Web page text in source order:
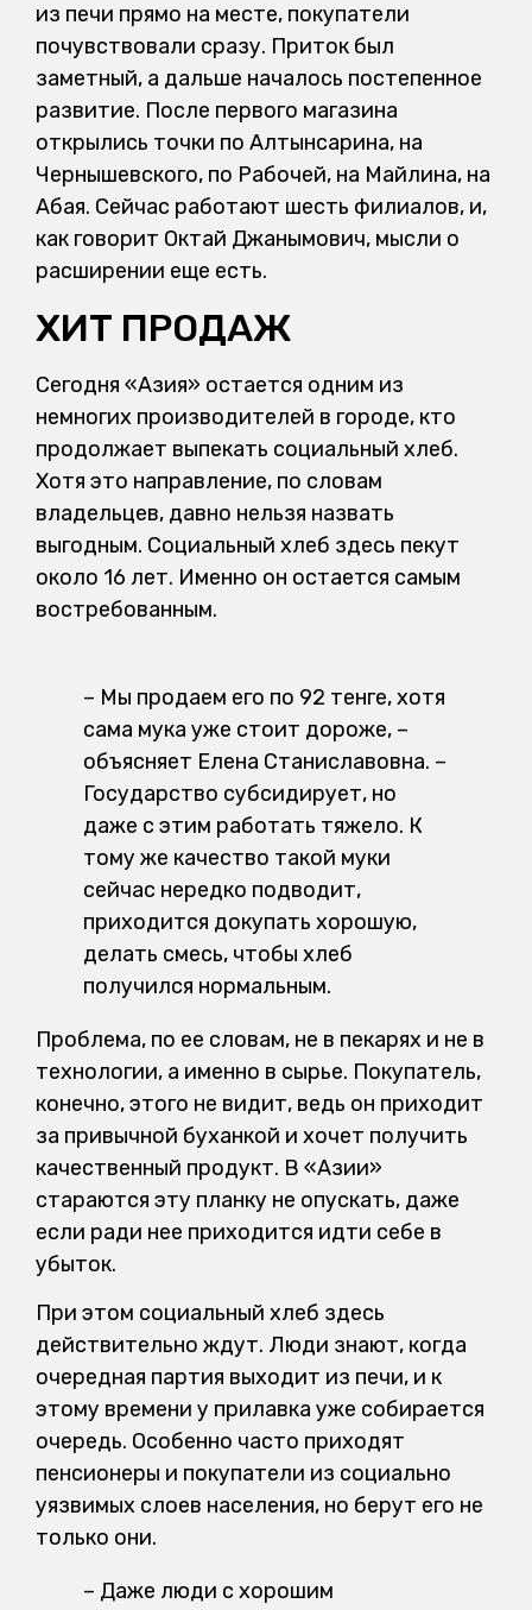
из печи прямо на месте, покупатели
почувствовали сразу. Приток был
заметный, а дальше началось постепенное
развитие. После первого магазина
открылись точки по Алтынсарина, на
Чернышевского, по Рабочей, на Майлина, на
Абая. Сейчас работают шесть филиалов, и,
как говорит Октай Джанымович, мысли о
расширении еще есть.
ХИТ ПРОДАЖ
Сегодня «Азия» остается одним из
немногих производителей в городе, кто
продолжает выпекать социальный хлеб.
Хотя это направление, по словам
владельцев, давно нельзя назвать
выгодным. Социальный хлеб здесь пекут
около 16 лет. Именно он остается самым
востребованным.
– Мы продаем его по 92 тенге, хотя
сама мука уже стоит дороже, –
объясняет Елена Станиславовна. –
Государство субсидирует, но
даже с этим работать тяжело. К
тому же качество такой муки
сейчас нередко подводит,
приходится докупать хорошую,
делать смесь, чтобы хлеб
получился нормальным.
Проблема, по ее словам, не в пекарях и не в
технологии, а именно в сырье. Покупатель,
конечно, этого не видит, ведь он приходит
за привычной буханкой и хочет получить
качественный продукт. В «Азии»
стараются эту планку не опускать, даже
если ради нее приходится идти себе в
убыток.
При этом социальный хлеб здесь
действительно ждут. Люди знают, когда
очередная партия выходит из печи, и к
этому времени у прилавка уже собирается
очередь. Особенно часто приходят
пенсионеры и покупатели из социально
уязвимых слоев населения, но берут его не
только они.
– Даже люди с хорошим